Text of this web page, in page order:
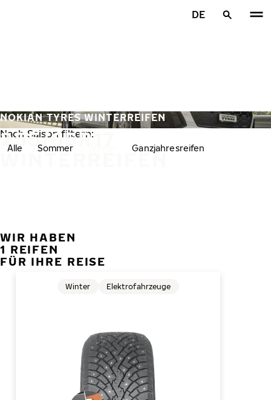
DE
255/65R17
WINTERREIFEN
NOKIAN TYRES WINTERREIFEN
Nach Saison filtern:
Alle Sommer Ganzjahresreifen
WIR HABEN
1 REIFEN
FÜR IHRE REISE
Winter Elektrofahrzeuge